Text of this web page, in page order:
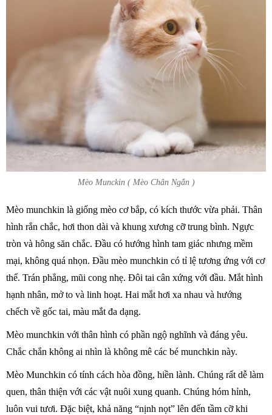
Mèo Munckin ( Mèo Chân Ngắn )
Mèo munchkin là giống mèo cơ bắp, có kích thước vừa phải. Thân
hình rắn chắc, hơi thon dài và khung xương cỡ trung bình. Ngực
tròn và hông săn chắc. Đầu có hướng hình tam giác nhưng mềm
mại, không quá nhọn. Đầu mèo munchkin có tỉ lệ tương ứng với cơ
thể. Trán phẳng, mũi cong nhẹ. Đôi tai cân xứng với đầu. Mắt hình
hạnh nhân, mở to và linh hoạt. Hai mắt hơi xa nhau và hướng
chếch về gốc tai, màu mắt đa dạng.
Mèo munchkin với thân hình có phần ngộ nghĩnh và đáng yêu.
Chắc chắn không ai nhìn là không mê các bé munchkin này.
Mèo Munchkin có tính cách hòa đồng, hiền lành. Chúng rất dễ làm
quen, thân thiện với các vật nuôi xung quanh. Chúng hóm hỉnh,
luôn vui tươi. Đặc biệt, khả năng “nịnh nọt” lên đến tầm cỡ khi